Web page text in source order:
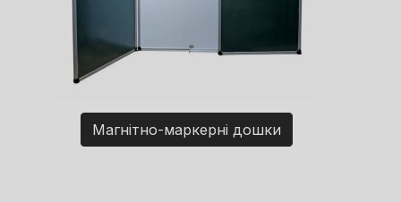
Магнітно-маркерні дошки